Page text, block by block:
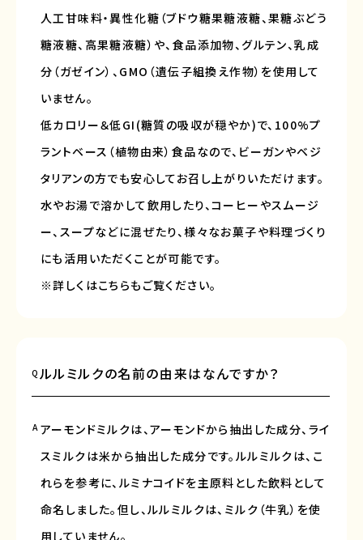
人工甘味料・異性化糖（ブドウ糖果糖液糖、果糖ぶどう
糖液糖、高果糖液糖）や、食品添加物、グルテン、乳成
分（ガゼイン）、GMO（遺伝子組換え作物）を使用して
いません。
低カロリー＆低GI(糖質の吸収が穏やか)で、100%プ
ラントベース（植物由来）食品なので、ビーガンやベジ
タリアンの方でも安心してお召し上がりいただけます。
水やお湯で溶かして飲用したり、コーヒーやスムージ
ー、スープなどに混ぜたり、様々なお菓子や料理づくり
にも活用いただくことが可能です。
※詳しくはこちらもご覧ください。
Q ルルミルクの名前の由来はなんですか？
A アーモンドミルクは、アーモンドから抽出した成分、ライ
スミルクは米から抽出した成分です。ルルミルクは、こ
れらを参考に、ルミナコイドを主原料とした飲料として
命名しました。但し、ルルミルクは、ミルク（牛乳）を使
用していません。